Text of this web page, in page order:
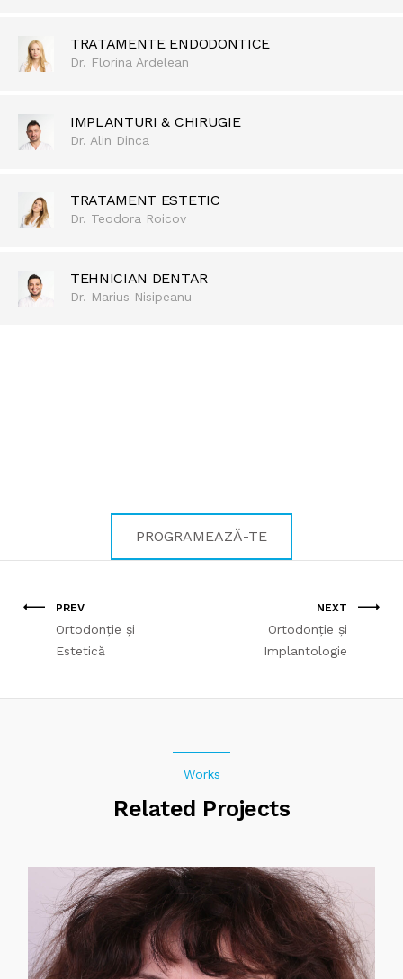
TRATAMENTE ENDODONTICE
Dr. Florina Ardelean
IMPLANTURI & CHIRUGIE
Dr. Alin Dinca
TRATAMENT ESTETIC
Dr. Teodora Roicov
TEHNICIAN DENTAR
Dr. Marius Nisipeanu
PROGRAMEAZĂ-TE
PREV
Ortodonție și
Estetică
NEXT
Ortodonție și
Implantologie
Works
Related Projects